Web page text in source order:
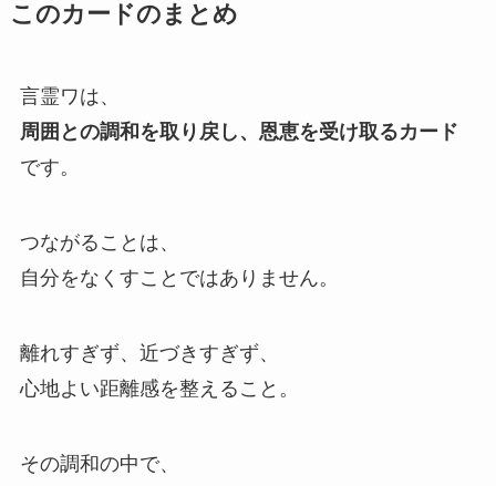
このカードのまとめ
言霊ワは、
周囲との調和を取り戻し、恩恵を受け取るカード
です。
つながることは、
自分をなくすことではありません。
離れすぎず、近づきすぎず、
心地よい距離感を整えること。
その調和の中で、